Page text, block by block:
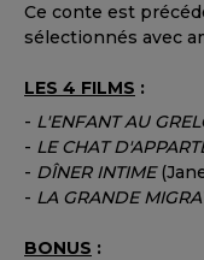
Ce conte est
sélectionnés avec
LES 4 FILMS :
- L'ENFANT AU
- LE CHAT
- DÎNER INTIME
- LA GRANDE
BONUS :